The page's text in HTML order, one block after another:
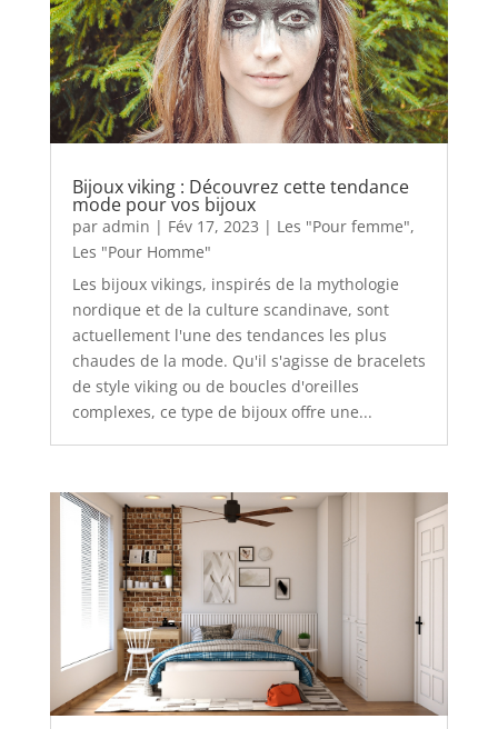
Bijoux viking : Découvrez cette tendance
mode pour vos bijoux
par admin | Fév 17, 2023 | Les "Pour femme",
Les "Pour Homme"
Les bijoux vikings, inspirés de la mythologie
nordique et de la culture scandinave, sont
actuellement l'une des tendances les plus
chaudes de la mode. Qu'il s'agisse de bracelets
de style viking ou de boucles d'oreilles
complexes, ce type de bijoux offre une...